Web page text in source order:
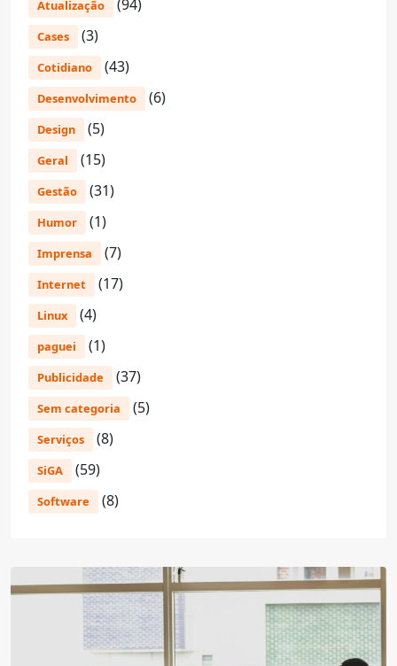
Atualização (94)
Cases (3)
Cotidiano (43)
Desenvolvimento (6)
Design (5)
Geral (15)
Gestão (31)
Humor (1)
Imprensa (7)
Internet (17)
Linux (4)
paguei (1)
Publicidade (37)
Sem categoria (5)
Serviços (8)
SiGA (59)
Software (8)